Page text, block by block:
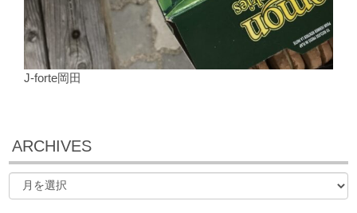
J-forte岡田
ARCHIVES